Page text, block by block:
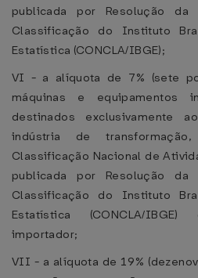
publicada por Resolução da
Classificação do Instituto
Estatística (CONCLA/IBGE);
VI - a alíquota de 7% (sete
máquinas e equipamentos
destinados exclusivamente
indústria de
Classificação Nacional de
publicada por Resolução da
Classificação do Instituto
Estatística (CONCLA/
importador;
VII - a alíquota de 19%